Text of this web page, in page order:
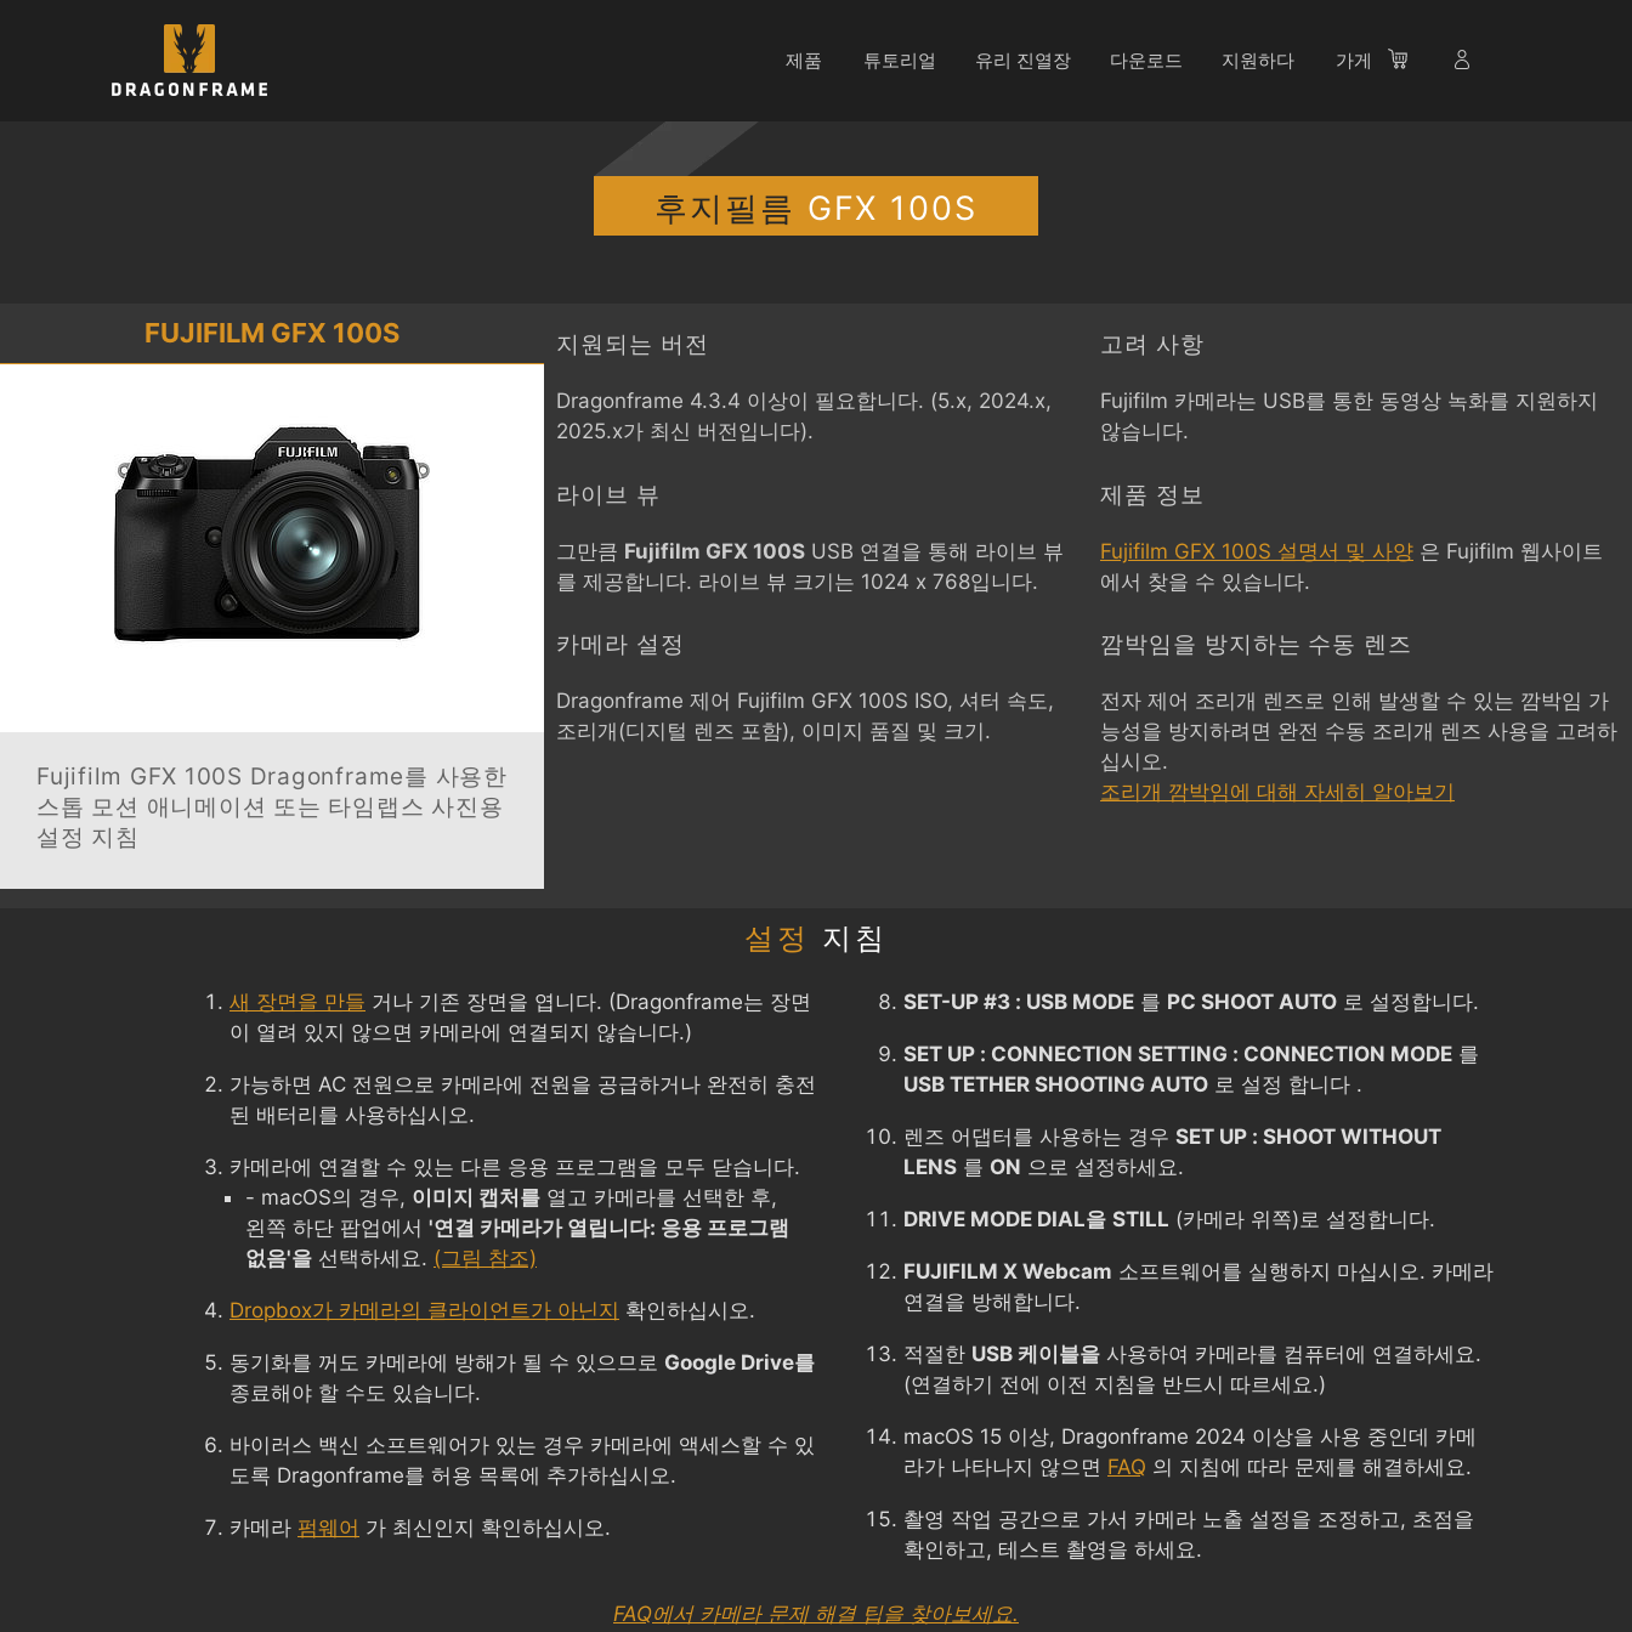
제품 튜토리얼 유리 진열장 다운로드 지원하다 가게
후지필름 GFX 100S
FUJIFILM GFX 100S
Fujifilm GFX 100S Dragonframe를 사용한
스톱 모션 애니메이션 또는 타임랩스 사진용
설정 지침
지원되는 버전
Dragonframe 4.3.4 이상이 필요합니다. (5.x, 2024.x,
2025.x가 최신 버전입니다).
라이브 뷰
그만큼 Fujifilm GFX 100S USB 연결을 통해 라이브 뷰
를 제공합니다. 라이브 뷰 크기는 1024 x 768입니다.
카메라 설정
Dragonframe 제어 Fujifilm GFX 100S ISO, 셔터 속도,
조리개(디지털 렌즈 포함), 이미지 품질 및 크기.
고려 사항
Fujifilm 카메라는 USB를 통한 동영상 녹화를 지원하지
않습니다.
제품 정보
Fujifilm GFX 100S 설명서 및 사양 은 Fujifilm 웹사이트
에서 찾을 수 있습니다.
깜박임을 방지하는 수동 렌즈
전자 제어 조리개 렌즈로 인해 발생할 수 있는 깜박임 가
능성을 방지하려면 완전 수동 조리개 렌즈 사용을 고려하
십시오.
조리개 깜박임에 대해 자세히 알아보기
설정 지침
새 장면을 만들 거나 기존 장면을 엽니다. (Dragonframe는 장면
이 열려 있지 않으면 카메라에 연결되지 않습니다.)
가능하면 AC 전원으로 카메라에 전원을 공급하거나 완전히 충전
된 배터리를 사용하십시오.
카메라에 연결할 수 있는 다른 응용 프로그램을 모두 닫습니다.
- macOS의 경우, 이미지 캡처를 열고 카메라를 선택한 후,
왼쪽 하단 팝업에서 '연결 카메라가 열립니다: 응용 프로그램
없음'을 선택하세요. (그림 참조)
Dropbox가 카메라의 클라이언트가 아닌지 확인하십시오.
동기화를 꺼도 카메라에 방해가 될 수 있으므로 Google Drive를
종료해야 할 수도 있습니다.
바이러스 백신 소프트웨어가 있는 경우 카메라에 액세스할 수 있
도록 Dragonframe를 허용 목록에 추가하십시오.
카메라 펌웨어 가 최신인지 확인하십시오.
SET-UP #3 : USB MODE 를 PC SHOOT AUTO 로 설정합니다.
SET UP : CONNECTION SETTING : CONNECTION MODE 를
USB TETHER SHOOTING AUTO 로 설정 합니다 .
렌즈 어댑터를 사용하는 경우 SET UP : SHOOT WITHOUT
LENS 를 ON 으로 설정하세요.
DRIVE MODE DIAL을 STILL (카메라 위쪽)로 설정합니다.
FUJIFILM X Webcam 소프트웨어를 실행하지 마십시오. 카메라
연결을 방해합니다.
적절한 USB 케이블을 사용하여 카메라를 컴퓨터에 연결하세요.
(연결하기 전에 이전 지침을 반드시 따르세요.)
macOS 15 이상, Dragonframe 2024 이상을 사용 중인데 카메
라가 나타나지 않으면 FAQ 의 지침에 따라 문제를 해결하세요.
촬영 작업 공간으로 가서 카메라 노출 설정을 조정하고, 초점을
확인하고, 테스트 촬영을 하세요.
FAQ에서 카메라 문제 해결 팁을 찾아보세요.